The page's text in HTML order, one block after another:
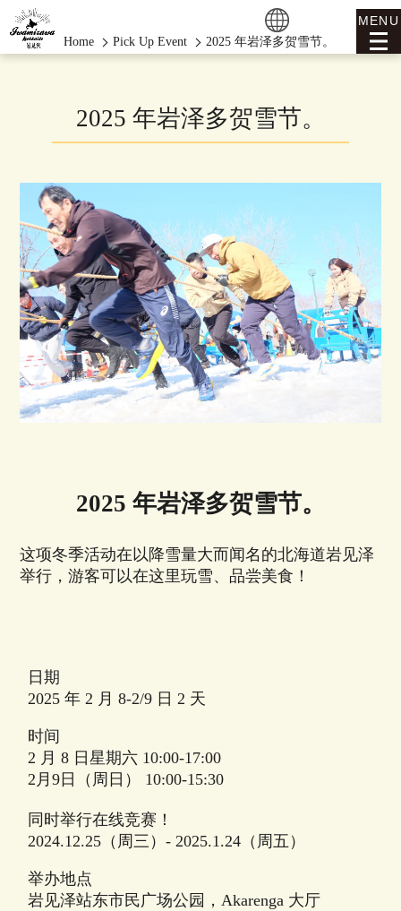
MENU
Home
Pick Up Event 2025 年岩泽多贺雪节。
2025 年岩泽多贺雪节。
2025 年岩泽多贺雪节。
这项冬季活动在以降雪量大而闻名的北海道岩见泽
举行，游客可以在这里玩雪、品尝美食！
日期
2025 年 2 月 8-2/9 日 2 天
时间
2 月 8 日星期六 10:00-17:00
2月9日（周日） 10:00-15:30
同时举行在线竞赛！
2024.12.25（周三）- 2025.1.24（周五）
举办地点
岩见泽站东市民广场公园，Akarenga 大厅